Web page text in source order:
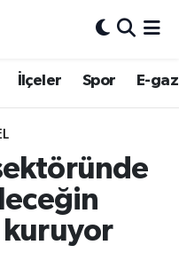
İlçeler Spor E-
kuruyor